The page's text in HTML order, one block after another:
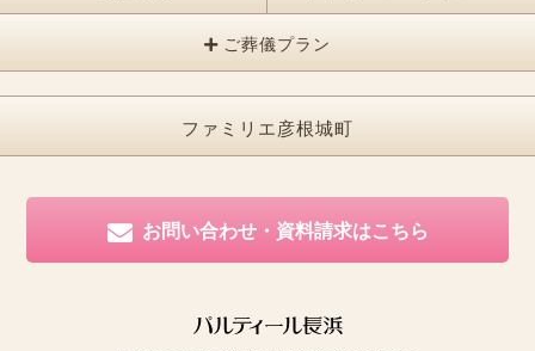
ご葬儀プラン
ファミリエ彦根城町
お問い合わせ・資料請求はこちら